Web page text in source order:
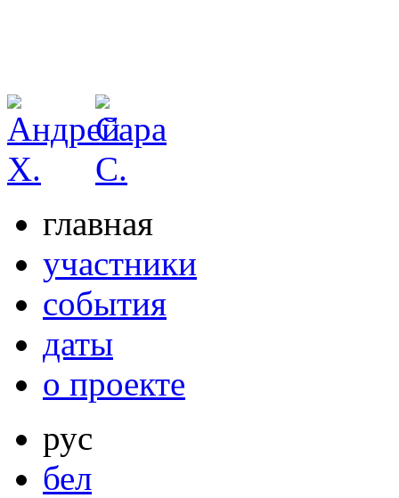
главная
участники
события
даты
о проекте
рус
бел